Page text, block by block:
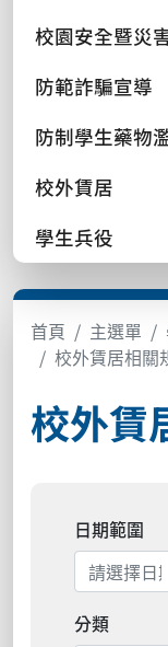
校園安全暨災
防範詐騙宣導
防制學生藥物
校外賃居
學生兵役
首頁 主選單
校外賃居相關
校外賃
日期範圍
分類